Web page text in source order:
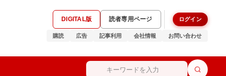
DIGITAL版 読者専用ページ ログイン
購読 広告 記事利用 会社情報 お問い合わせ